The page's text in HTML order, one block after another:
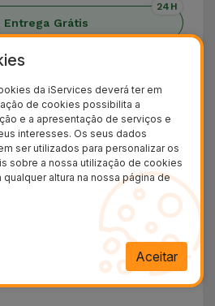
Entrega Grátis
24H
iPad em Pele
para iPad em Peleque é
durabilidade,
com estilo. Criada a
materiais de alta qualidade,
tem toque suave,
e super resistentes ao
Capa para iPad em
da iServices deverá ter em
de cookies possibilita a
e a apresentação de serviços e
interesses. Os seus dados
ser utilizados para personalizar os
sobre a nossa utilização de cookies
qualquer altura na nossa página de
Aceitar